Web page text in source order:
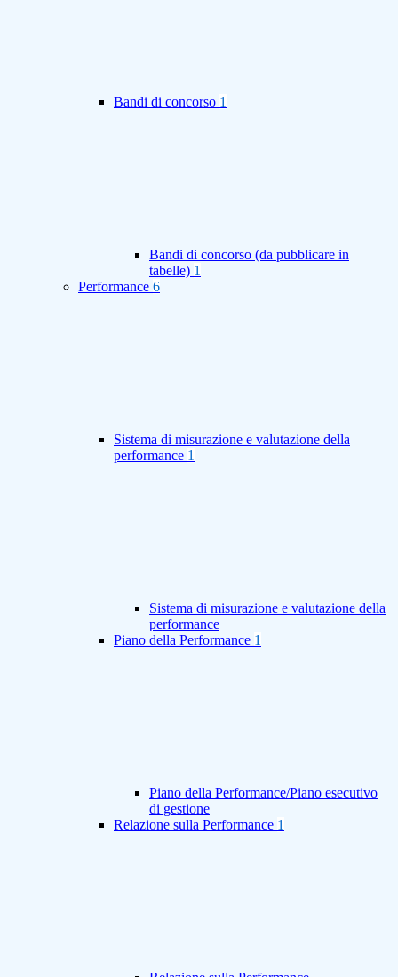
Bandi di concorso 1
Bandi di concorso (da pubblicare in
tabelle) 1
Performance 6
Sistema di misurazione e valutazione della
performance 1
Sistema di misurazione e valutazione della
performance
Piano della Performance 1
Piano della Performance/Piano esecutivo
di gestione
Relazione sulla Performance 1